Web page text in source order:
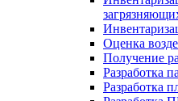
Оценка
Получение
Разработка
Разработка